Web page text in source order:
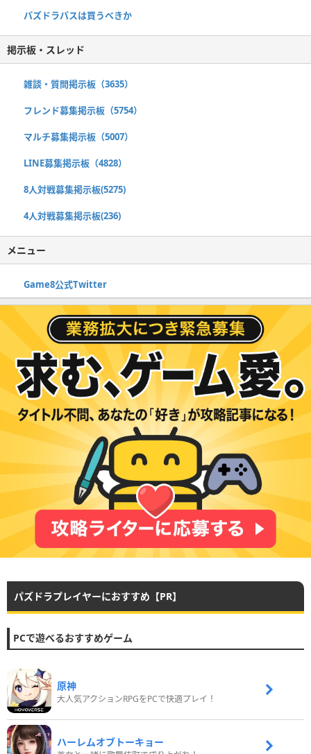
パズドラパスは買うべきか
掲示板・スレッド
雑談・質問掲示板（3635）
フレンド募集掲示板（5754）
マルチ募集掲示板（5007）
LINE募集掲示板（4828）
8人対戦募集掲示板(5275)
4人対戦募集掲示板(236)
メニュー
Game8公式Twitter
パズドラプレイヤーにおすすめ【PR】
PCで遊べるおすすめゲーム
原神
大人気アクションRPGをPCで快適プレイ！
ハーレムオブトーキョー